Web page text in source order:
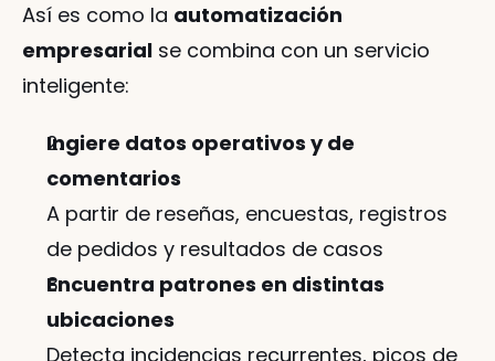
Así es como la automatización
empresarial se combina con un servicio
inteligente:
Ingiere datos operativos y de
comentarios
A partir de reseñas, encuestas, registros
de pedidos y resultados de casos
Encuentra patrones en distintas
ubicaciones
Detecta incidencias recurrentes, picos de